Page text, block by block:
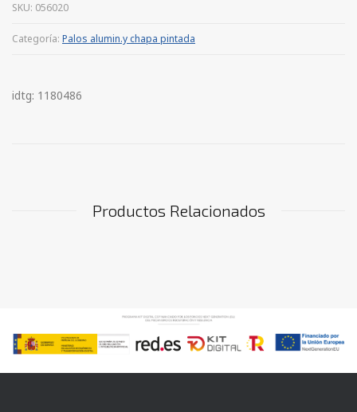
SKU: 056020
Categoría: Palos alumin.y chapa pintada
idtg: 1180486
Productos Relacionados